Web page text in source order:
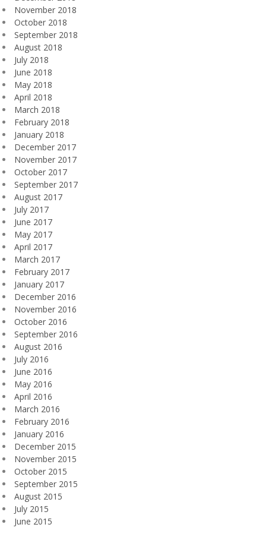
November 2018
October 2018
September 2018
August 2018
July 2018
June 2018
May 2018
April 2018
March 2018
February 2018
January 2018
December 2017
November 2017
October 2017
September 2017
August 2017
July 2017
June 2017
May 2017
April 2017
March 2017
February 2017
January 2017
December 2016
November 2016
October 2016
September 2016
August 2016
July 2016
June 2016
May 2016
April 2016
March 2016
February 2016
January 2016
December 2015
November 2015
October 2015
September 2015
August 2015
July 2015
June 2015